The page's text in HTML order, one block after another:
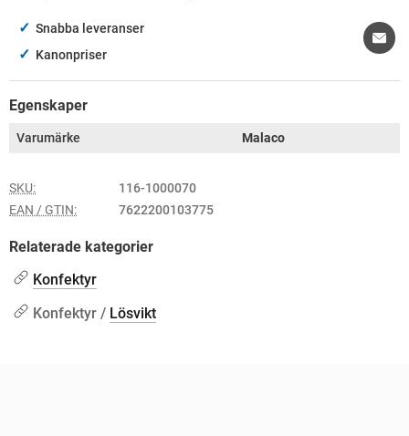
✓ Snabba leveranser
✓ Kanonpriser
Egenskaper
Varumärke Malaco
SKU:
116-1000070
EAN / GTIN:
7622200103775
Relaterade kategorier
Konfektyr
Konfektyr / Lösvikt